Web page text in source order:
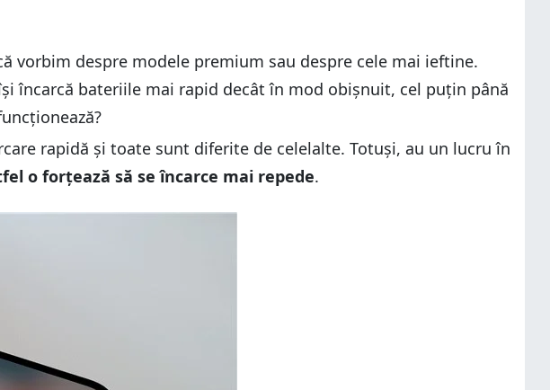
despre modele premium sau despre cele mai ieftine.
încarcă bateriile mai rapid decât în mod obișnuit, cel puțin până
rapidă și toate sunt diferite de celelalte. Totuși, au un lucru în
o forțează să se încarce mai repede.